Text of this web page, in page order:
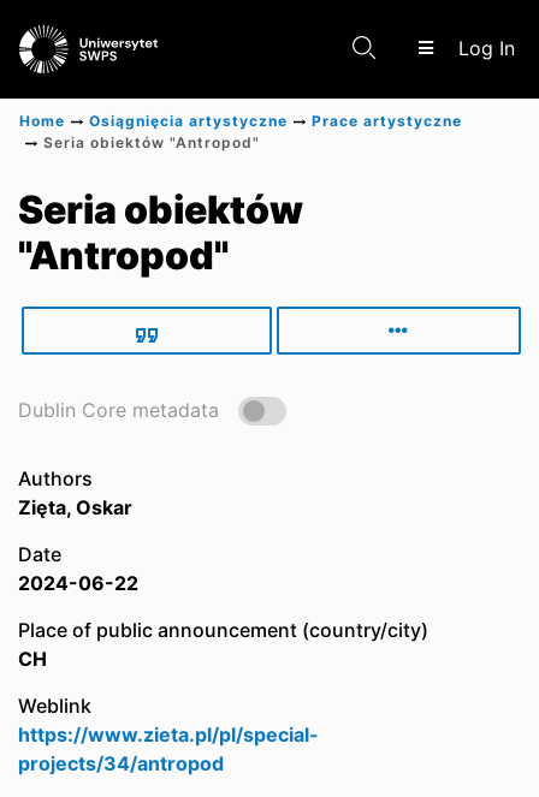
Log In
Scientific research results
Home Osiągnięcia artystyczne
Prace artystyczne
Seria obiektów "Antropod"
Seria obiektów
"Antropod"
Dublin Core metadata
Authors
Zięta, Oskar
Date
2024-06-22
Place of public announcement (country/city)
CH
Weblink
https://www.zieta.pl/pl/special-
projects/34/antropod